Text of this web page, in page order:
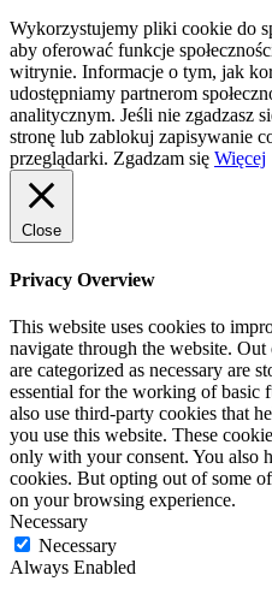
Wykorzystujemy pliki cookie do
aby oferować funkcje
witrynie. Informacje o tym, jak
udostępniamy partnerom
analitycznym. Jeśli nie zgadzasz
stronę lub zablokuj zapisywanie
przeglądarki. Zgadzam się Więcej
Close
Privacy Overview
This website uses cookies to
navigate through the website.
are categorized as necessary are
essential for the working of basic
also use third-party cookies that
you use this website. These
only with your consent. You also
cookies. But opting out of some
on your browsing experience.
Necessary
Necessary
Always Enabled